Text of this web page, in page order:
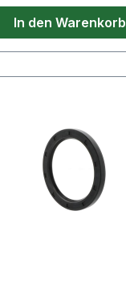
In den Warenkorb